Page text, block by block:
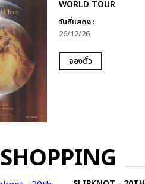
WORLD TOUR
วันที่แสดง :
26/12/26
จองตั๋ว
SHOPPING